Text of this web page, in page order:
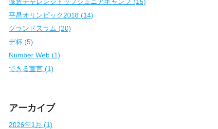
平昌オリンピック2018 (14)
グランドスラム (20)
デ杯 (5)
Number Web (1)
できる宣言 (1)
アーカイブ
2026年1月 (1)